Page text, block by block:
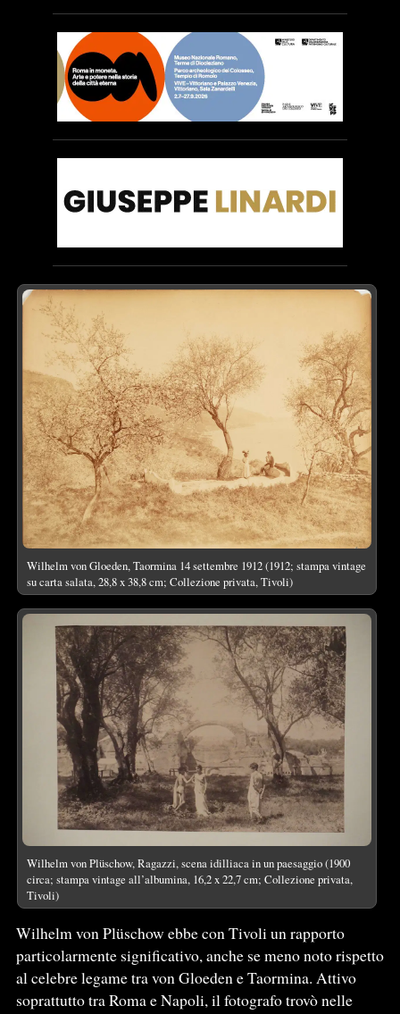
Wilhelm von Gloeden, Taormina 14 settembre 1912 (1912; stampa vintage
su carta salata, 28,8 x 38,8 cm; Collezione privata, Tivoli)
Wilhelm von Plüschow, Ragazzi, scena idilliaca in un paesaggio (1900
circa; stampa vintage all’albumina, 16,2 x 22,7 cm; Collezione privata,
Tivoli)
Wilhelm von Plüschow ebbe con Tivoli un rapporto
particolarmente significativo, anche se meno noto rispetto
al celebre legame tra von Gloeden e Taormina. Attivo
soprattutto tra Roma e Napoli, il fotografo trovò nelle